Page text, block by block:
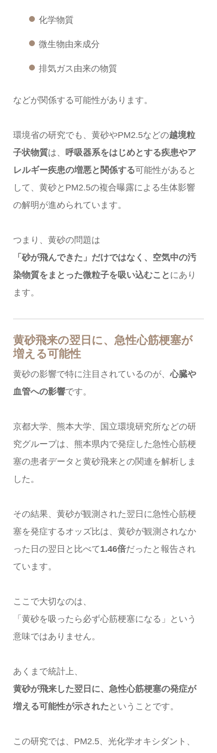
化学物質
微生物由来成分
排気ガス由来の物質
などが関係する可能性があります。
環境省の研究でも、黄砂やPM2.5などの越境粒
子状物質は、 呼吸器系をはじめとする疾患やア
レルギー疾患の増悪と関係する可能性があると
して、黄砂とPM2.5の複合曝露による生体影響
の解明が進められています。
つまり、黄砂の問題は
「砂が飛んできた」だけではなく、空気中の汚
染物質をまとった微粒子を吸い込むこと にあり
ます。
黄砂飛来の翌日に、急性心筋梗塞が
増える可能性
黄砂の影響で特に注目されているのが、心臓や
血管への影響です。
京都大学、熊本大学、国立環境研究所などの研
究グループは、熊本県内で発症した急性心筋梗
塞の患者データと黄砂飛来との関連を解析しま
した。
その結果、黄砂が観測された翌日に急性心筋梗
塞を発症するオッズ比は、黄砂が観測されなか
った日の翌日と比べて1.46倍だったと報告され
ています。
ここで大切なのは、
「黄砂を吸ったら必ず心筋梗塞になる」という
意味ではありません。
あくまで統計上、
黄砂が飛来した翌日に、急性心筋梗塞の発症が
増える可能性が示された ということです。
この研究では、PM2.5、光化学オキシダント、